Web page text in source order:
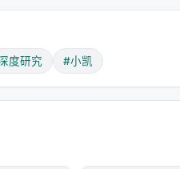
证据来源
SEC Form D (2026年2月)
度研究 #小凯